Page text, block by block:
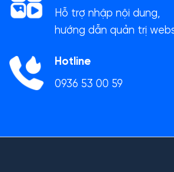
Hỗ trợ nhập nội dung,
hướng dẫn quản trị
Hotline
0936 53 00 59